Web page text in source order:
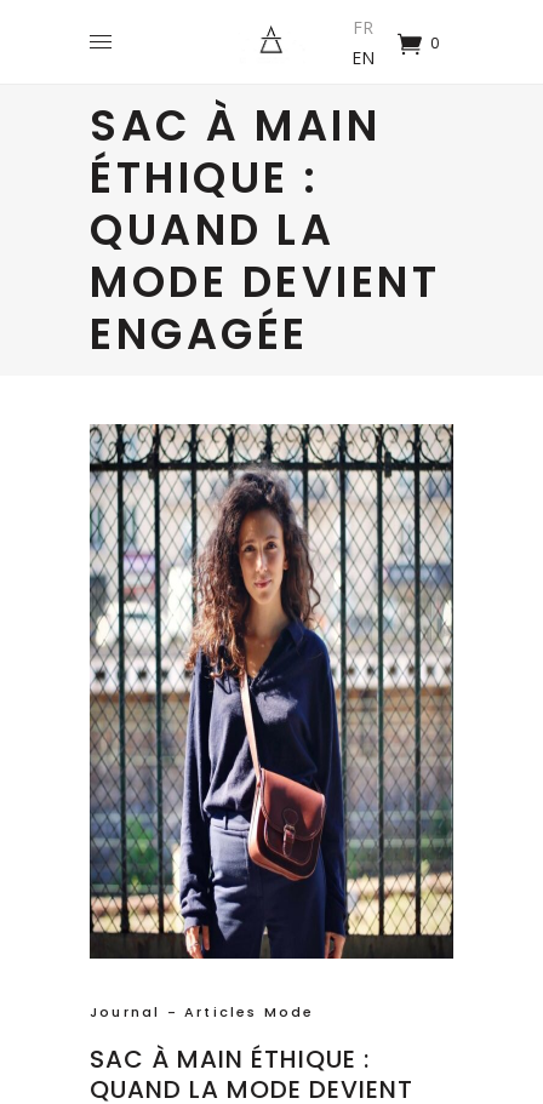
FR
EN
0
SAC À MAIN
ÉTHIQUE :
QUAND LA
MODE DEVIENT
ENGAGÉE
Journal - Articles Mode
SAC À MAIN ÉTHIQUE :
QUAND LA MODE DEVIENT